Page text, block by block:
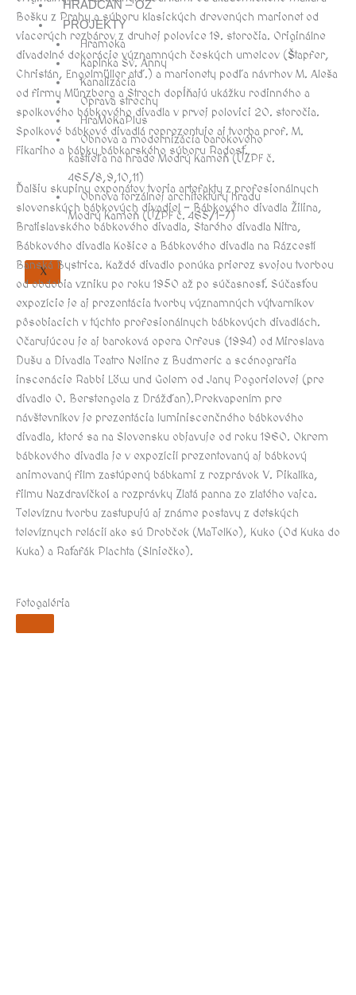
HRADČAN – OZ
PROJEKTY
Hramoka
Kaplnka Sv. Anny
Kanalizácia
Oprava strechy
HraMoKaPlus
Obnova a modernizácia barokového
kaštieľa na hrade Modrý Kameň (ÚZPF č.
465/8,9,10,11)
Obnova torzálnej architektúry hradu
Modrý Kameň (ÚZPF č. 465/1-7)
X
Bošku z Prahy a súboru klasických drevených marionet od
viacerých rezbárov z druhej polovice 19. storočia. Originálne
divadelné dekorácie významných českých umelcov (Štapfer,
Christán, Engelmüller atď.) a marionety podľa návrhov M. Aleša
od firmy Münzberg a Stroch dopĺňajú ukážku rodinného a
spolkového bábkového divadla v prvej polovici 20. storočia.
Spolkové bábkové divadlá reprezentuje aj tvorba prof. M.
Fikariho a bábky bábkarského súboru Radosť.
Ďalšiu skupinu exponátov tvoria artefakty z profesionálnych
slovenských bábkových divadiel – Bábkového divadla Žilina,
Bratislavského bábkového divadla, Starého divadla Nitra,
Bábkového divadla Košice a Bábkového divadla na Rázcestí
Banská Bystrica. Každé divadlo ponúka prierez svojou tvorbou
od obdobia vzniku po roku 1950 až po súčasnosť. Súčasťou
expozície je aj prezentácia tvorby významných výtvarníkov
pôsobiacich v týchto profesionálnych bábkových divadlách.
Očarujúcou je aj baroková opera Orfeus (1994) od Miroslava
Dušu a Divadla Teatro Neline z Budmeríc a scénografia
inscenácie Rabbi Löw und Golem od Jany Pogorielovej (pre
divadlo O. Berstengela z Drážďan).Prekvapením pre
návštevníkov je prezentácia luminiscenčného bábkového
divadla, ktoré sa na Slovensku objavuje od roku 1960. Okrem
bábkového divadla je v expozícií prezentovaný aj bábkový
animovaný film zastúpený bábkami z rozprávok V. Pikalíka,
filmu Nazdravíčko! a rozprávky Zlatá panna zo zlatého vajca.
Televíznu tvorbu zastupujú aj známe postavy z detských
televíznych relácií ako sú Drobček (MaTelKo), Kuko (Od Kuka do
Kuka) a Raťafák Plachta (Slniečko).
Fotogaléria